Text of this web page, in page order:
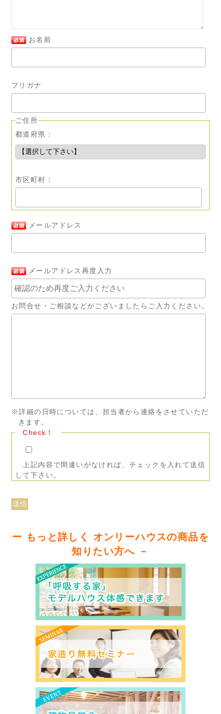
お名前
フリガナ
ご住所
都道府県：
市区町村：
メールアドレス
メールアドレス再度入力
お問合せ・ご相談などがございましたらご入力ください。
※詳細の日時については、担当者から連絡をさせていただ
きます。
Check！
上記内容で間違いがなければ、チェックを入れて送信
して下さい。
ー もっと詳しく オンリーハウスの商品を
知りたい方へ －